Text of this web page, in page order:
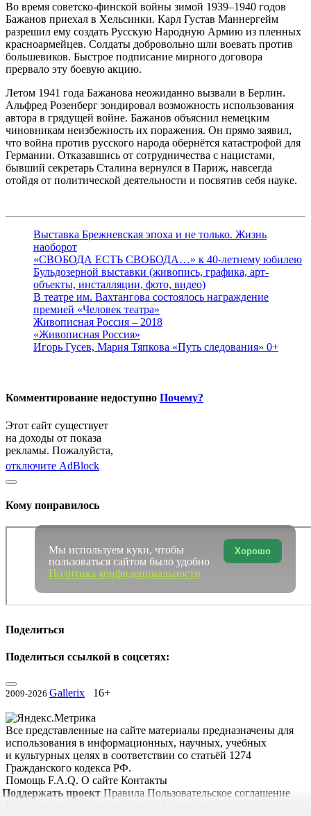
Во время советско-финской войны зимой 1939–1940 годов
Бажанов приехал в Хельсинки. Карл Густав Маннергейм
разрешил ему создать Русскую Народную Армию из пленных
красноармейцев. Солдаты добровольно шли воевать против
большевиков. Быстрое подписание мирного договора
прервало эту боевую акцию.
Летом 1941 года Бажанова неожиданно вызвали в Берлин.
Альфред Розенберг зондировал возможность использования
автора в грядущей войне. Бажанов объяснил немецким
чиновникам неизбежность их поражения. Он прямо заявил,
что война против русского народа обернётся катастрофой для
Германии. Отказавшись от сотрудничества с нацистами,
бывший секретарь Сталина вернулся в Париж, навсегда
отойдя от политической деятельности и посвятив себя науке.
Выставка Брежневская эпоха и не только. Жизнь
наоборот
«СВОБОДА ЕСТЬ СВОБОДА…» к 40-летнему юбилею
Бульдозерной выставки (живопись, графика, арт-
объекты, инсталляции, фото, видео)
В театре им. Вахтангова состоялось награждение
премией «Человек театра»
Живописная Россия – 2018
«Живописная Россия»
Игорь Гусев, Мария Тяпкова «Путь следования» 0+
Комментирование недоступно Почему?
Этот сайт существует
на доходы от показа
рекламы. Пожалуйста,
отключите AdBlock
Кому понравилось
Поделиться
Поделиться ссылкой в соцсетях:
2009-2026 Gallerix 16+
Все представленные на сайте материалы предназначены для
использования в информационных, научных, учебных
и культурных целях в соответствии со статьёй 1274
Гражданского кодекса РФ.
Помощь F.A.Q. О сайте Контакты
Поддержать проект Правила Пользовательское соглашение
Хорошо
Мы используем куки, чтобы
пользоваться сайтом было удобно
Политика конфиденциальности